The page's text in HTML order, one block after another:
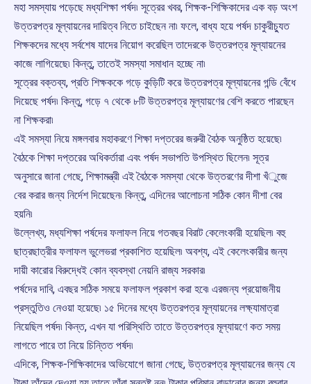
মহা সমস্যায় পড়েছে মধ্যশিক্ষা পর্ষদ৷ সূত্রের খবর, শিক্ষক-শিক্ষিকাদের এক বড় অংশ
উত্তরপত্র মূল্যায়নের দায়িত্ব নিতে চাইছেন না৷ ফলে, বাধ্য হয়ে পর্ষদ চাকুরীচ্যুত
শিক্ষকদের মধ্যে সর্বশেষ যাদের নিয়োগ করেছিল তাদেরকে উত্তরপত্র মূল্যায়নের
কাজে লাগিয়েছে৷ কিন্তু, তাতেই সমস্যা সমাধান হচ্ছে না৷
সূত্রের বক্তব্য, প্রতি শিক্ষককে গড়ে কুড়িটি করে উত্তরপত্র মূল্যায়নের গন্ডি বেঁধে
দিয়েছে পর্ষদ৷ কিন্তু, গড়ে ৭ থেকে ৮টি উত্তরপত্র মূল্যায়ণের বেশি করতে পারছেন
না শিক্ষকরা৷
এই সমস্যা নিয়ে মঙ্গলবার মহাকরণে শিক্ষা দপ্তরের জরুরী বৈঠক অনুষ্ঠিত হয়েছে৷
বৈঠকে শিক্ষা দপ্তরের অধিকর্তারা এবং পর্ষদ সভাপতি উপস্থিত ছিলেন৷ সূত্র
অনুসারে জানা গেছে, শিক্ষামন্ত্রী এই বৈঠকে সমস্যা থেকে উত্তরণের দীশা খঁুজে
বের করার জন্য নির্দেশ দিয়েছেন৷ কিন্তু, এদিনের আলোচনা সঠিক কোন দীশা বের
হয়নি৷
উল্লেখ্য, মধ্যশিক্ষা পর্ষদের ফলাফল নিয়ে গতবছর বিরাট কেলেংকারী হয়েছিল৷ বহু
ছাত্রছাত্রীর ফলাফল ভুলেভরা প্রকাশিত হয়েছিল৷ অবশ্য, এই কেলেংকারীর জন্য
দায়ী কারোর বিরুদ্ধেই কোন ব্যবস্থা নেয়নি রাজ্য সরকার৷
পর্ষদের দাবি, এবছর সঠিক সময়ে ফলাফল প্রকাশ করা হবে৷ এরজন্য প্রয়োজনীয়
প্রস্তুতিও নেওয়া হয়েছে৷ ১৫ দিনের মধ্যে উত্তরপত্র মূল্যায়নের লক্ষ্যামাত্রা
নিয়েছিল পর্ষদ৷ কিন্ত, এখন যা পরিস্থিতি তাতে উত্তরপত্র মূল্যায়ণে কত সময়
লাগতে পারে তা নিয়ে চিন্তিত পর্ষদ৷
এদিকে, শিক্ষক-শিক্ষিকাদের অভিযোগে জানা গেছে, উত্তরপত্র মূল্যায়নের জন্য যে